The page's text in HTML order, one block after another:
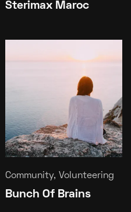
Sterimax Maroc
Community, Volunteering
Bunch Of Brains